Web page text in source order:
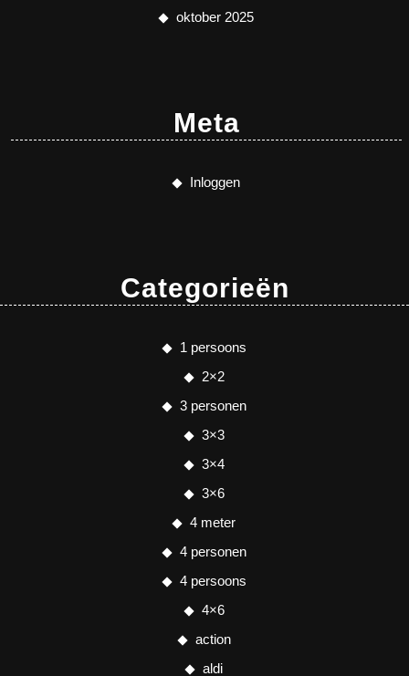
oktober 2025
Meta
Inloggen
Categorieën
1 persoons
2×2
3 personen
3×3
3×4
3×6
4 meter
4 personen
4 persoons
4×6
action
aldi